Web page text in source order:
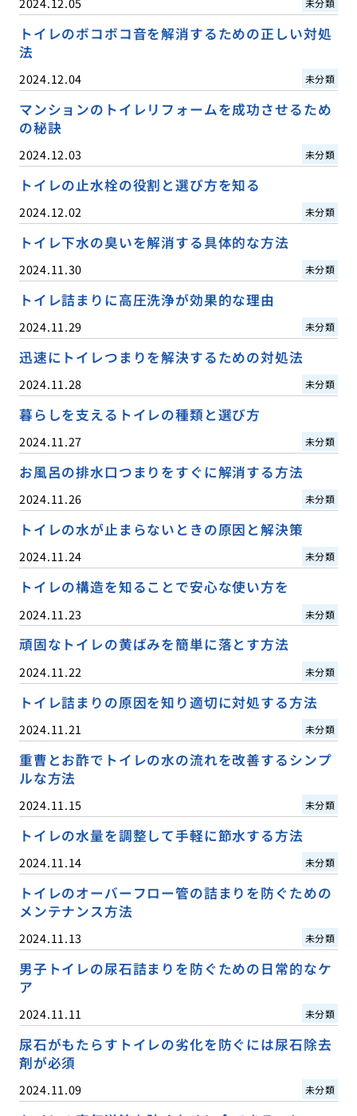
トイレのボコボコ音を解消するための正しい対処
法
2024.12.04 未分類
マンションのトイレリフォームを成功させるため
の秘訣
2024.12.03 未分類
トイレの止水栓の役割と選び方を知る
2024.12.02 未分類
トイレ下水の臭いを解消する具体的な方法
2024.11.30 未分類
トイレ詰まりに高圧洗浄が効果的な理由
2024.11.29 未分類
迅速にトイレつまりを解決するための対処法
2024.11.28 未分類
暮らしを支えるトイレの種類と選び方
2024.11.27 未分類
お風呂の排水口つまりをすぐに解消する方法
2024.11.26 未分類
トイレの水が止まらないときの原因と解決策
2024.11.24 未分類
トイレの構造を知ることで安心な使い方を
2024.11.23 未分類
頑固なトイレの黄ばみを簡単に落とす方法
2024.11.22 未分類
トイレ詰まりの原因を知り適切に対処する方法
2024.11.21 未分類
重曹とお酢でトイレの水の流れを改善するシンプ
ルな方法
2024.11.15 未分類
トイレの水量を調整して手軽に節水する方法
2024.11.14 未分類
トイレのオーバーフロー管の詰まりを防ぐための
メンテナンス方法
2024.11.13 未分類
男子トイレの尿石詰まりを防ぐための日常的なケ
ア
2024.11.11 未分類
尿石がもたらすトイレの劣化を防ぐには尿石除去
剤が必須
2024.11.09 未分類